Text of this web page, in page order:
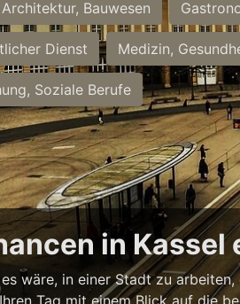
Architektur, Bauwesen
Dienst Medizin,
Soziale Berufe
in Kassel
wäre, in einer Stadt zu